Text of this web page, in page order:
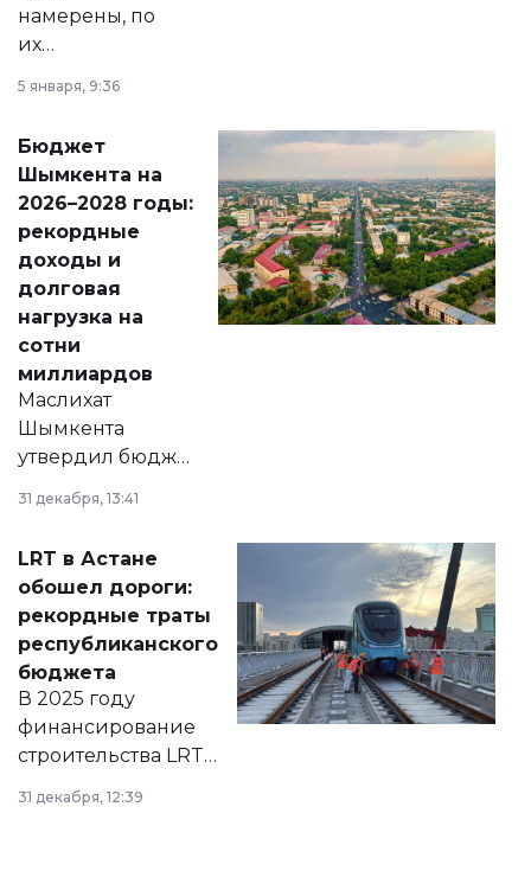
намерены, по
их
принести
народу
Венесуэлы.
5 января, 9:36
Бюджет
Шымкента на
2026–2028 годы:
рекордные
доходы и
долговая
нагрузка на
сотни
миллиардов
Маслихат
Шымкента
утвердил бюджет
города на 2026–
2028 годы.
документ
появился в базе
нормативных
правовых актов и
на сайте маслихат
города.
31 декабря, 13:41
LRT в Астане
обошел дороги:
рекордные траты
республиканского
бюджета
В 2025 году
финансирование
строительства LRT
в Астане из
республиканского
31 декабря, 12:39